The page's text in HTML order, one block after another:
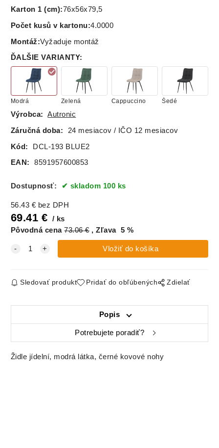
Karton 1 (cm):76x56x79,5
Počet kusů v kartonu:4.0000
Montáž:Vyžaduje montáž
ĎALŠIE VARIANTY:
Modrá Zelená Cappuccino Šedé
Výrobca: Autronic
Záručná doba: 24 mesiacov / IČO 12 mesiacov
Kód: DCL-193 BLUE2
EAN: 8591957600853
Dostupnosť: skladom 100 ks
56.43 € bez DPH
69.41 €
ks
Pôvodná cena 73.06€ Zľava 5 %
Sledovať produkt Pridať do obľúbených Zdielať
Popis
Potrebujete poradiť?
Židle jídelní, modrá látka, černé kovové nohy